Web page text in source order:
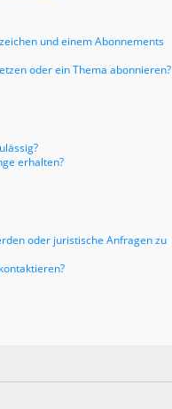
und einem Abonnements
oder ein Thema abonnieren?
erhalten?
oder juristische Anfragen zu